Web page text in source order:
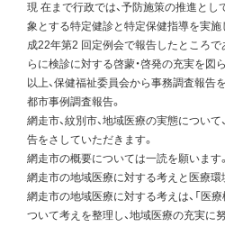
現 在まで行政では、予防施策の推進とし
象とする特定健診と特定保健指導を実施
成22年第2 回定例会で報告したところで
らに検診に対する啓蒙・啓発の充実を図
以上、保健福祉委員会から事務調査報告
都市事例調査報告。
網走市、紋別市、地域医療の実態につい
告をさしていただきます。
網走市の概要については一読を願います。
網走市の地域医療に対する考えと医療環
網走市の地域医療に対する考えは、「医
ついて考えを整理し、地域医療の充実に